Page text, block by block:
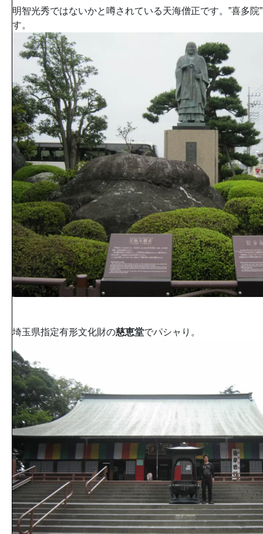
明智光秀ではないかと噂されている天海僧正です。”喜多
す。
埼玉県指定有形文化財の慈恵堂でパシャり。